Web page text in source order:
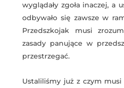
wyglądały zgoła inaczej, a
odbywało się zawsze w
Przedszkojak musi
zasady panujące w
przestrzegać.
Ustaliliśmy już z czym